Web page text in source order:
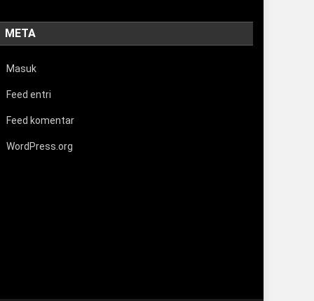
META
Masuk
Feed entri
Feed komentar
WordPress.org